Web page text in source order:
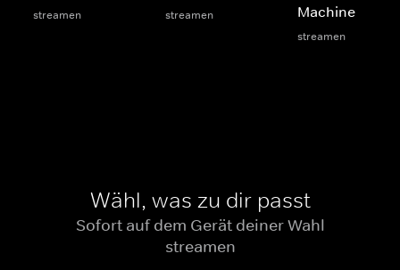
streamen streamen
Machine
streamen
Wähl, was zu dir passt
Sofort auf dem Gerät deiner Wahl
streamen